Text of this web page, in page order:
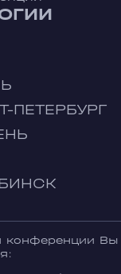
ПЕТЕРБУРГ
конференции Вы